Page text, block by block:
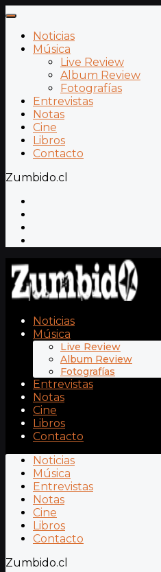
Noticias
Música
Live Review
Album Review
Fotografías
Entrevistas
Notas
Cine
Libros
Contacto
Zumbido.cl
Noticias
Música
Live Review
Album Review
Fotografías
Entrevistas
Notas
Cine
Libros
Contacto
Noticias
Música
Entrevistas
Notas
Cine
Libros
Contacto
Zumbido.cl